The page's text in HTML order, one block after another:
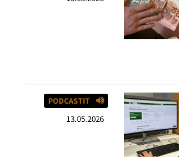
PODCASTIT
13.05.2026